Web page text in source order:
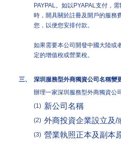
PAYPAL。如以PYAPAL支付，
時，開具關於註冊及開戶的服務
您，以便您安排付款。
如果需要本公司開發中國大陸或
定的增值稅或營業稅。
三、
深圳服務型外商獨資公司名稱變
辦理一家深圳服務型外商獨資公
(1) 新公司名稱
(2) 外商投資企業設立及/
(3) 營業執照正本及副本